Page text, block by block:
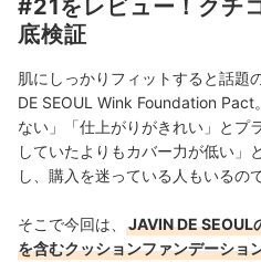
#21をレビュー！クチ
底検証
肌にしっかりフィットすると話題
DE SEOUL Wink Foundation Pact
ない」「仕上がりがきれい」とプ
していたよりもカバー力が低い」
し、購入を迷っている人もいるの
そこで今回は、
JAVIN DE
を含むクッションファンデーショ